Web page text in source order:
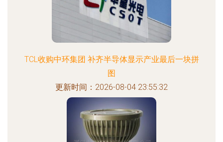
TCL收购中环集团 补齐半导体显示产业最后一块拼
图
更新时间：2026-08-04 23:55:32